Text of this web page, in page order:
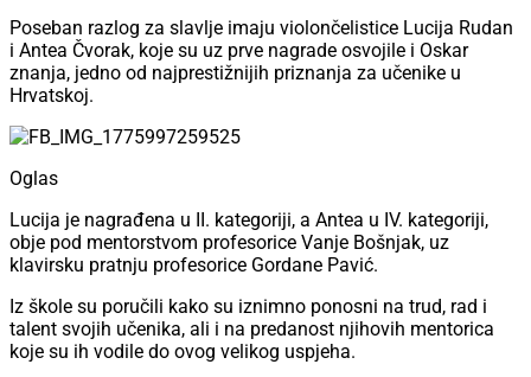
Poseban razlog za slavlje imaju violončelistice Lucija Rudan
i Antea Čvorak, koje su uz prve nagrade osvojile i Oskar
znanja, jedno od najprestižnijih priznanja za učenike u
Hrvatskoj.
Oglas
Lucija je nagrađena u II. kategoriji, a Antea u IV. kategoriji,
obje pod mentorstvom profesorice Vanje Bošnjak, uz
klavirsku pratnju profesorice Gordane Pavić.
Iz škole su poručili kako su iznimno ponosni na trud, rad i
talent svojih učenika, ali i na predanost njihovih mentorica
koje su ih vodile do ovog velikog uspjeha.